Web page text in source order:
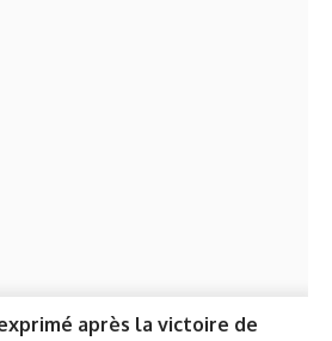
après la victoire de